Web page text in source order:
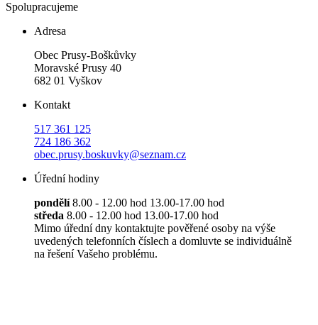
Spolupracujeme
Adresa
Obec Prusy-Boškůvky
Moravské Prusy 40
682 01 Vyškov
Kontakt
517 361 125
724 186 362
obec.prusy.boskuvky@seznam.cz
Úřední hodiny
pondělí8.00 - 12.00 hod 13.00-17.00 hod
středa 8.00 - 12.00 hod 13.00-17.00 hod
Mimo úřední dny kontaktujte pověřené osoby na výše
uvedených telefonních číslech a domluvte se individuálně
na řešení Vašeho problému.